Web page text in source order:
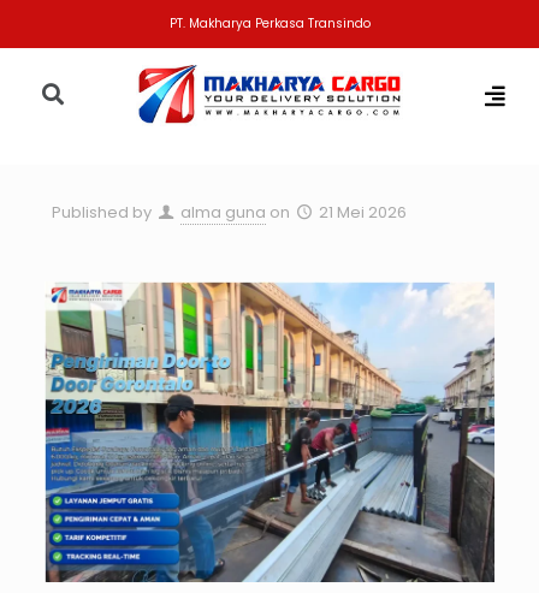
PT. Makharya Perkasa Transindo
Published by alma guna on 21 Mei 2026